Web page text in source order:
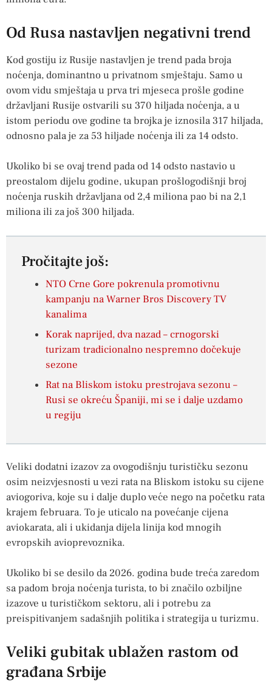
Od Rusa nastavljen negativni trend
Kod gostiju iz Rusije nastavljen je trend pada broja
noćenja, dominantno u privatnom smještaju. Samo u
ovom vidu smještaja u prva tri mjeseca prošle godine
državljani Rusije ostvarili su 370 hiljada noćenja, a u
istom periodu ove godine ta brojka je iznosila 317 hiljada,
odnosno pala je za 53 hiljade noćenja ili za 14 odsto.
Ukoliko bi se ovaj trend pada od 14 odsto nastavio u
preostalom dijelu godine, ukupan prošlogodišnji broj
noćenja ruskih državljana od 2,4 miliona pao bi na 2,1
miliona ili za još 300 hiljada.
Pročitajte još:
NTO Crne Gore pokrenula promotivnu
kampanju na Warner Bros Discovery TV
kanalima
Korak naprijed, dva nazad – crnogorski
turizam tradicionalno nespremno dočekuje
sezone
Rat na Bliskom istoku prestrojava sezonu –
Rusi se okreću Španiji, mi se i dalje uzdamo
u regiju
Veliki dodatni izazov za ovogodišnju turističku sezonu
osim neizvjesnosti u vezi rata na Bliskom istoku su cijene
aviogoriva, koje su i dalje duplo veće nego na početku rata
krajem februara. To je uticalo na povećanje cijena
aviokarata, ali i ukidanja dijela linija kod mnogih
evropskih avioprevoznika.
Ukoliko bi se desilo da 2026. godina bude treća zaredom
sa padom broja noćenja turista, to bi značilo ozbiljne
izazove u turističkom sektoru, ali i potrebu za
preispitivanjem sadašnjih politika i strategija u turizmu.
Veliki gubitak ublažen rastom od
građana Srbije